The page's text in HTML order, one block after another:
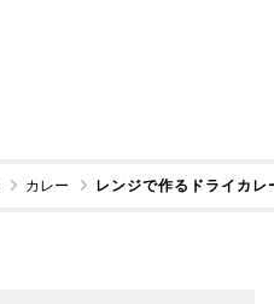
カレー レンジで作るドライカレ